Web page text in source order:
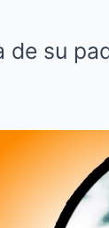
de su